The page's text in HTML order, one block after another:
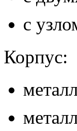
с
Корпус: